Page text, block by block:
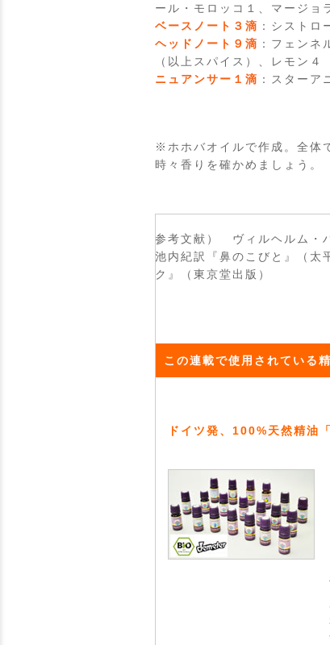
ール・モロッコ１、マージョ
ベースノート３滴 ：シストロ
ヘッドノート９滴 ：フェンネ
（以上スパイス）、レモン４
ニュアンサー１滴 ：スターア
※ホホバオイルで作成。全体
時々香りを確かめましょう。
参考文献） ヴィルヘルム・
池内紀訳『鼻のこびと』（太
ク』（東京堂出版）
この連載で使用されている
ドイツ発、100%天然精油